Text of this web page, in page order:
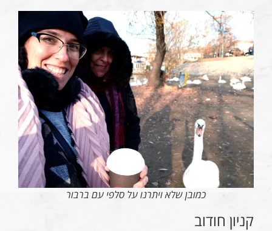
כמובן שלא ויתרנו על סלפי עם ברבור
קניון חודוב